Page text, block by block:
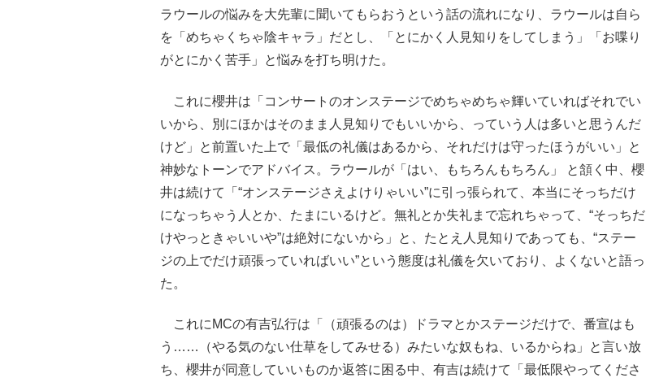
ラウールの悩みを大先輩に聞いてもらおうという話の流れになり、ラウールは自ら
を「めちゃくちゃ陰キャラ」だとし、「とにかく人見知りをしてしまう」「お喋り
がとにかく苦手」と悩みを打ち明けた。
これに櫻井は「コンサートのオンステージでめちゃめちゃ輝いていればそれでい
いから、別にほかはそのまま人見知りでもいいから、っていう人は多いと思うんだ
けど」と前置いた上で「最低の礼儀はあるから、それだけは守ったほうがいい」と
神妙なトーンでアドバイス。ラウールが「はい、もちろんもちろん」 と頷く中、櫻
井は続けて「“オンステージさえよけりゃいい”に引っ張られて、本当にそっちだけ
になっちゃう人とか、たまにいるけど。無礼とか失礼まで忘れちゃって、“そっちだ
けやっときゃいいや”は絶対にないから」と、たとえ人見知りであっても、“ステー
ジの上でだけ頑張っていればいい”という態度は礼儀を欠いており、よくないと語っ
た。
これにMCの有吉弘行は「（頑張るのは）ドラマとかステージだけで、番宣はも
う……（やる気のない仕草をしてみせる）みたいな奴もね、いるからね」と言い放
ち、櫻井が同意していいものか返答に困る中、有吉は続けて「最低限やってくださ